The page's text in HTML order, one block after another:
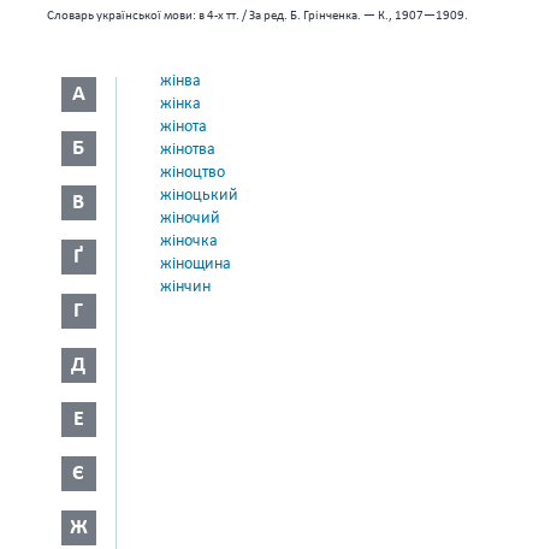
Словарь української мови: в 4-х тт. / За ред. Б. Грінченка. — К., 1907—1909.
А
Б
В
Ґ
Г
Д
Е
Є
Ж
жінва
жінка
жінота
жінотва
жіноцтво
жіноцький
жіночий
жіночка
жінощина
жінчин